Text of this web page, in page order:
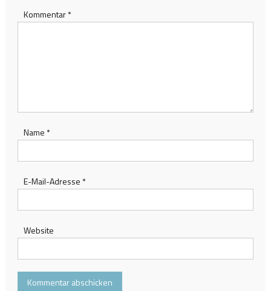
Kommentar*
Name *
E-Mail-Adresse *
Website